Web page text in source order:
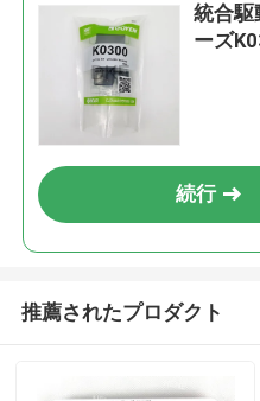
統合駆
ーズ
続行
推薦されたプロダクト